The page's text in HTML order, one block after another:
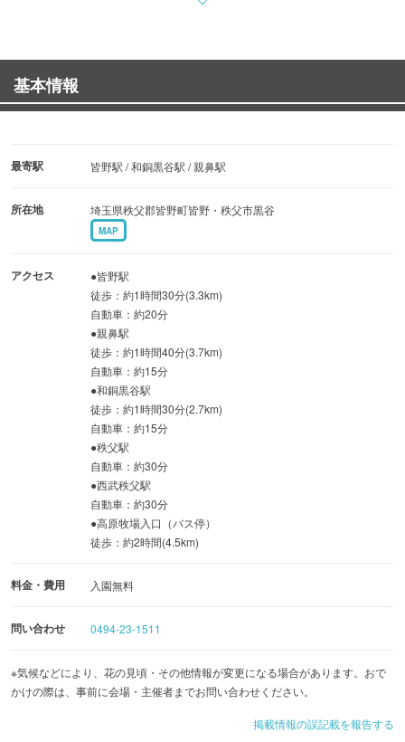
基本情報
最寄駅 皆野駅 / 和銅黒谷駅 / 親鼻駅
所在地 埼玉県秩父郡皆野町皆野・秩父市黒谷
MAP
アクセス
●皆野駅
徒歩：約1時間30分(3.3km)
自動車：約20分
●親鼻駅
徒歩：約1時間40分(3.7km)
自動車：約15分
●和銅黒谷駅
徒歩：約1時間30分(2.7km)
自動車：約15分
●秩父駅
自動車：約30分
●西武秩父駅
自動車：約30分
●高原牧場入口（バス停）
徒歩：約2時間(4.5km)
料金・費用 入園無料
問い合わせ 0494-23-1511
※気候などにより、花の見頃・その他情報が変更になる場合があります。おで
かけの際は、事前に会場・主催者までお問い合わせください。
掲載情報の誤記載を報告する